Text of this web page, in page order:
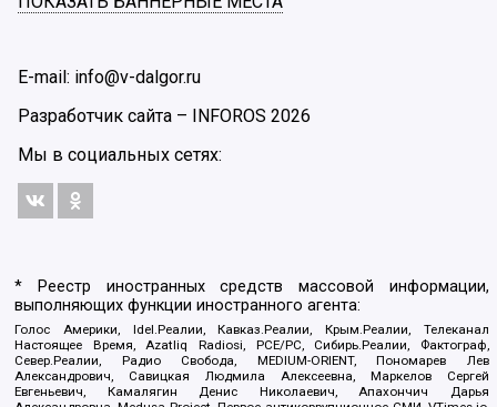
E-mail: info@v-dalgor.ru
Разработчик сайта – INFOROS 2026
Мы в социальных сетях:
* Реестр иностранных средств массовой информации,
выполняющих функции иностранного агента:
Голос Америки, Idel.Реалии, Кавказ.Реалии, Крым.Реалии, Телеканал
Настоящее Время, Azatliq Radiosi, PCE/PC, Сибирь.Реалии, Фактограф,
Север.Реалии, Радио Свобода, MEDIUM-ORIENT, Пономарев Лев
Александрович, Савицкая Людмила Алексеевна, Маркелов Сергей
Евгеньевич, Камалягин Денис Николаевич, Апахончич Дарья